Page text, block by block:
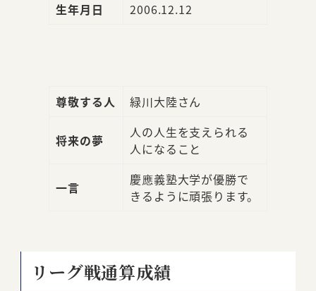
生年月日
2006.12.12
尊敬する人 緑川大陸さん
将来の夢
人の人生を支えられる
人になること
一言
慶應義塾大学が優勝で
きるように頑張ります。
リーグ戦通算成績